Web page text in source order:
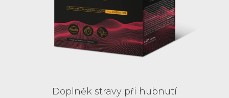
Doplněk stravy při hubnutí